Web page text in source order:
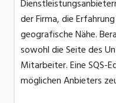
der Firma, die
geografische Nähe.
sowohl die Seite des
Mitarbeiter. Eine SQS-
möglichen Anbieters